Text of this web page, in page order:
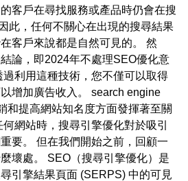
客戶在尋找服務或產品時仍會在搜
此，任何不關心在出現的搜尋結果
客戶來說都是自然可見的。 然
論，即2024年不處理SEO優化意
利用這種技術，您不僅可以取得
增加廣告收入。 search engine
和提高網站知名度方面發揮著至關
網站時，搜尋引擎優化對於吸引
要。 但在我們開始之前，回顧一
壞處。 SEO（搜尋引擎優化）是
引擎結果頁面 (SERPS) 中的可見